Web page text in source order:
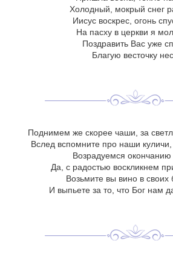
Холодный, мокрый снег
Иисус воскрес, огонь
На пасху в церкви я
Поздравить Вас уже
Благую весточку
Поднимем же скорее чаши, за
Вслед вспомните про наши
Возрадуемся окончанию
Да, с радостью воскликнем
Возьмите вы вино в своих
И выпьете за то, что Бог нам